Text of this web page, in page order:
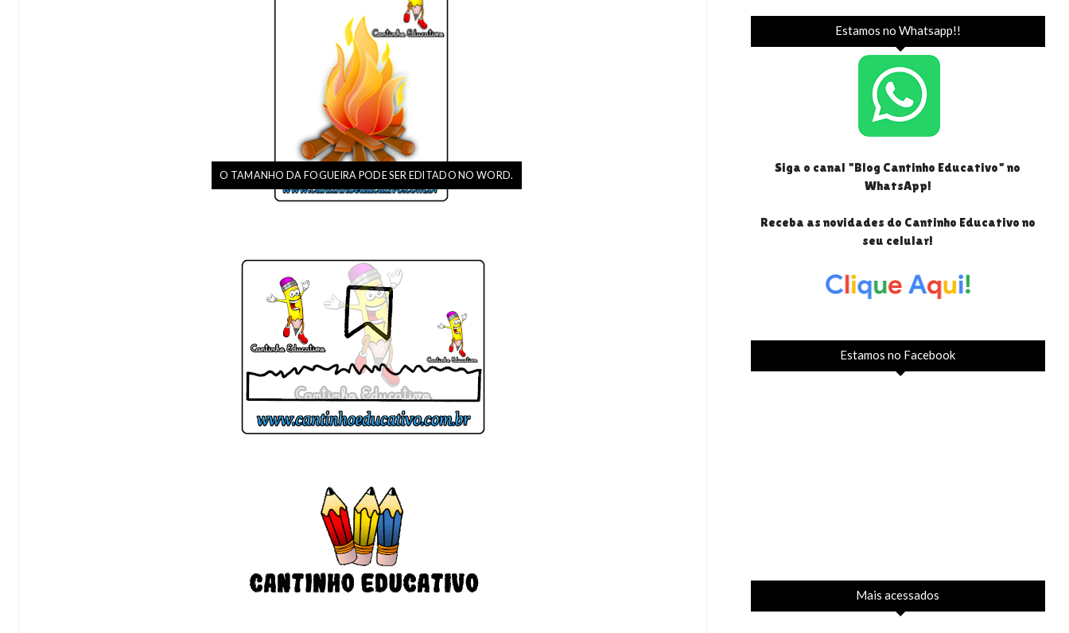
O TAMANHO DA FOGUEIRA PODE SER EDITADO NO WORD.
Estamos no Whatsapp!!
Siga o canal "Blog Cantinho Educativo" no
WhatsApp!
Receba as novidades do Cantinho Educativo no
seu celular!
Estamos no Facebook
Mais acessados